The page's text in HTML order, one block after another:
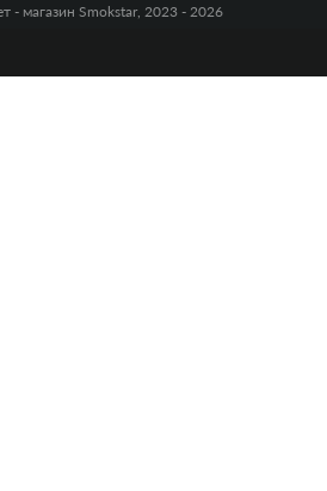
- магазин Smokstar, 2023 - 2026